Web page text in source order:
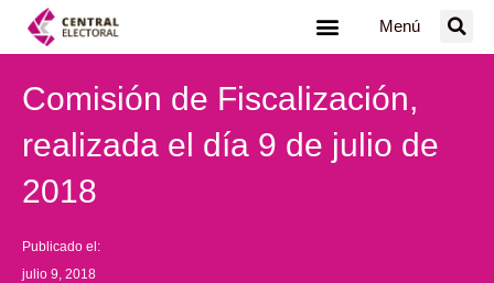
Menú
Comisión de Fiscalización,
realizada el día 9 de julio de
2018
Publicado el:
julio 9, 2018